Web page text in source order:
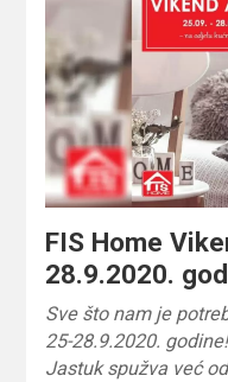
FIS Home
28.9.2020.
Sve što nam je
25-28.9.2020.
Jastuk spužva već